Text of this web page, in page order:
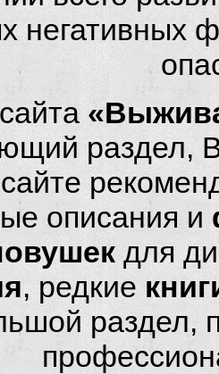
негативных
раздел,
описания и
для
, редкие